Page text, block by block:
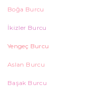
Boğa Burcu
İkizler Burcu
Yengeç Burcu
Aslan Burcu
Başak Burcu